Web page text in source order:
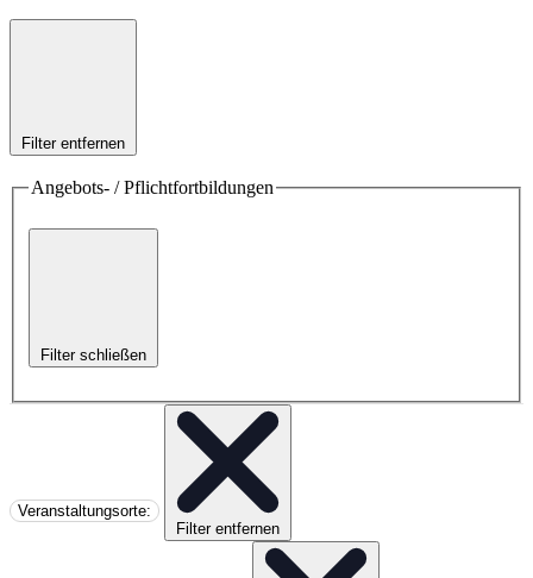
Filter entfernen
Angebots- / Pflichtfortbildungen
Filter schließen
Veranstaltungsorte:
Filter entfernen